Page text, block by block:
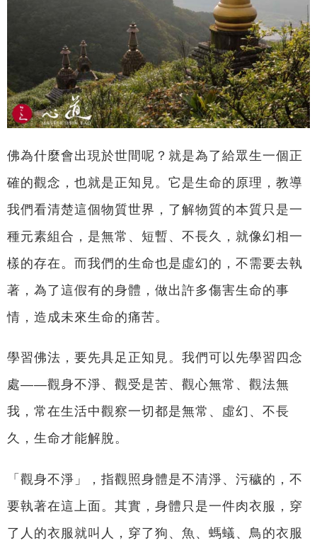
佛為什麼會出現於世間呢？就是為了給眾生一個正
確的觀念，也就是正知見。它是生命的原理，教導
我們看清楚這個物質世界，了解物質的本質只是一
種元素組合，是無常、短暫、不長久，就像幻相一
樣的存在。而我們的生命也是虛幻的，不需要去執
著，為了這假有的身體，做出許多傷害生命的事
情，造成未來生命的痛苦。
學習佛法，要先具足正知見。我們可以先學習四念
處——觀身不淨、觀受是苦、觀心無常、觀法無
我，常在生活中觀察一切都是無常、虛幻、不長
久，生命才能解脫。
「觀身不淨」，指觀照身體是不清淨、污穢的，不
要執著在這上面。其實，身體只是一件肉衣服，穿
了人的衣服就叫人，穿了狗、魚、螞蟻、鳥的衣服